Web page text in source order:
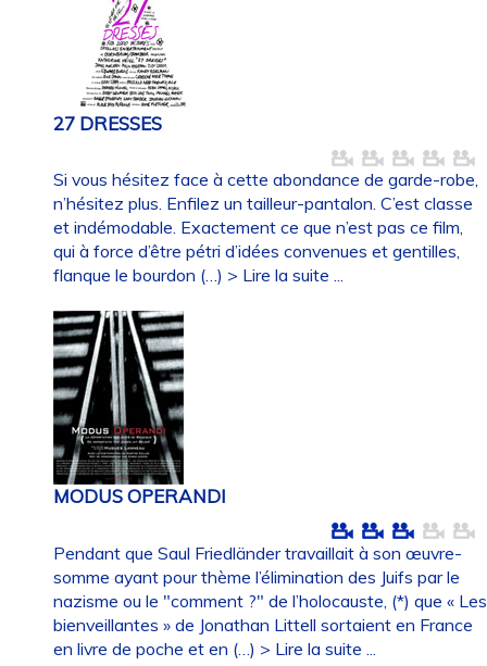
27 DRESSES
Si vous hésitez face à cette abondance de garde-robe,
n’hésitez plus. Enfilez un tailleur-pantalon. C’est classe
et indémodable. Exactement ce que n’est pas ce film,
qui à force d’être pétri d’idées convenues et gentilles,
flanque le bourdon (…) > Lire la suite ...
MODUS OPERANDI
Pendant que Saul Friedländer travaillait à son œuvre-
somme ayant pour thème l’élimination des Juifs par le
nazisme ou le "comment ?" de l’holocauste, (*) que « Les
bienveillantes » de Jonathan Littell sortaient en France
en livre de poche et en (…) > Lire la suite ...